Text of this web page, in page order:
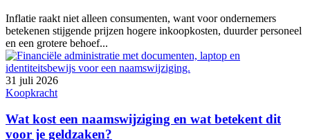
Inflatie raakt niet alleen consumenten, want voor ondernemers
betekenen stijgende prijzen hogere inkoopkosten, duurder personeel
en een grotere behoef...
31 juli 2026
Koopkracht
Wat kost een naamswijziging en wat betekent dit
voor je geldzaken?